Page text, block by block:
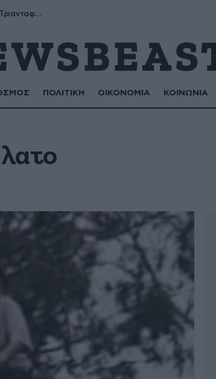
Μύρων, Τριαντάφυλλος, Τριανταφυλλιά, Φυλλιώ, Ρόζα
ΠΟΛΙΤΙΚΗ ΟΙΚΟΝΟΜΙΑ ΚΟΙΝΩΝΙΑ